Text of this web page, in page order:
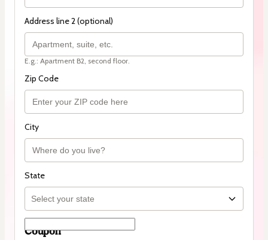
Address line 2 (optional)
E.g.: Apartment B2, second floor.
Zip Code
City
State
Coupon